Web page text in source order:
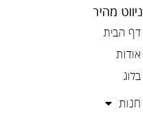
ניווט מהיר
דף הבית
אודות
בלוג
חנות